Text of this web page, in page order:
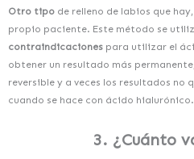
Otro tipo de relleno de labios que
propio paciente. Este método se
contraindicaciones para utilizar el
obtener un resultado más
reversible y a veces los resultados no
cuando se hace con ácido hialurónico.
3. ¿Cuánto